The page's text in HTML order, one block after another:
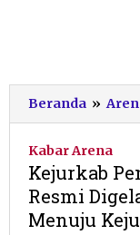
Beranda »
Kabar Arena
Kejurkab
Resmi
Menuju